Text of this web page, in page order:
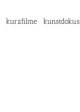
kurzfilme kunstdokus